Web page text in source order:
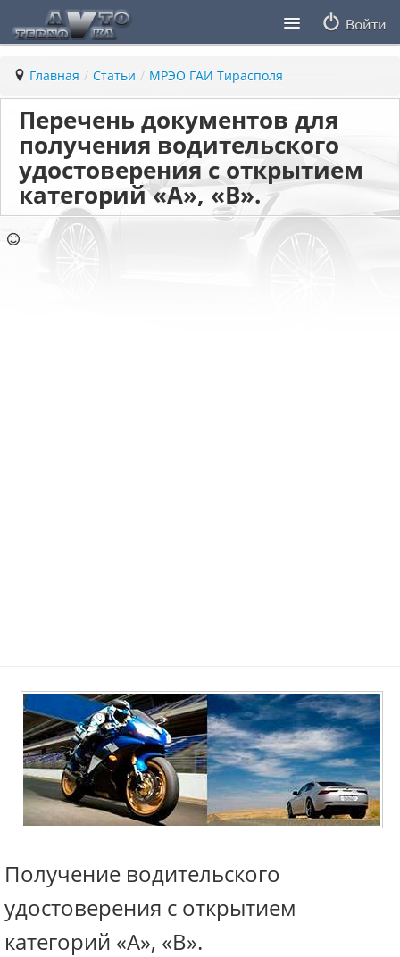
Войти
Статьи
ПДД ПМР
Заметки
Главная / Статьи / МРЭО ГАИ Тирасполя
Перечень документов для
получения водительского
удостоверения с открытием
категорий «А», «В».
Получение водительского
удостоверения с открытием
категорий «А», «В».